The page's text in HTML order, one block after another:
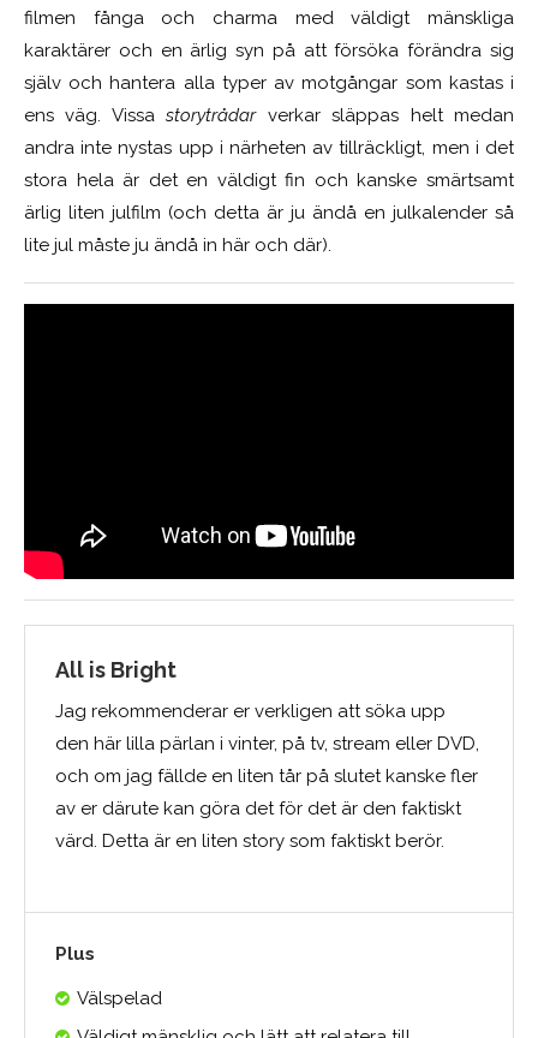
filmen fånga och charma med väldigt mänskliga
karaktärer och en ärlig syn på att försöka förändra sig
själv och hantera alla typer av motgångar som kastas i
ens väg. Vissastorytrådarverkar släppas helt medan
andra inte nystas upp i närheten av tillräckligt, men i det
stora hela är det en väldigt fin och kanske smärtsamt
ärlig liten julfilm (och detta är ju ändå en julkalender så
lite jul måste ju ändå in här och där).
All is Bright
Jag rekommenderar er verkligen att söka upp
den här lilla pärlan i vinter, på tv, stream eller DVD,
och om jag fällde en liten tår på slutet kanske fler
av er därute kan göra det för det är den faktiskt
värd. Detta är en liten story som faktiskt berör.
Plus
Välspelad